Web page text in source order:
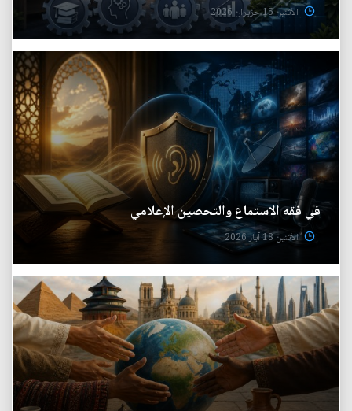
الأثنين 15 حزيران 2026
في فقه الاستماع والتحصين الإعلامي
الأثنين 18 آيار 2026